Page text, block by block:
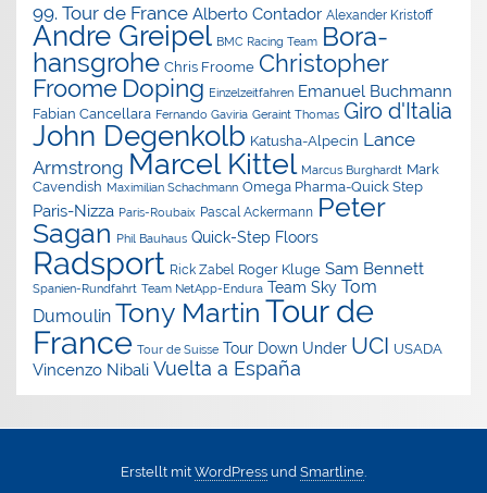
99. Tour de France Alberto Contador Alexander Kristoff
Andre Greipel BMC Racing Team Bora-
hansgrohe Chris Froome Christopher
Froome Doping Einzelzeitfahren Emanuel Buchmann
Fabian Cancellara Fernando Gaviria Geraint Thomas Giro d'Italia
John Degenkolb Katusha-Alpecin Lance
Armstrong Marcel Kittel Marcus Burghardt Mark
Cavendish Maximilian Schachmann Omega Pharma-Quick Step
Paris-Nizza Paris-Roubaix Pascal Ackermann Peter
Sagan Phil Bauhaus Quick-Step Floors
Radsport Rick Zabel Roger Kluge Sam Bennett
Spanien-Rundfahrt Team NetApp-Endura Team Sky Tom
Dumoulin Tony Martin Tour de
France Tour de Suisse Tour Down Under UCI USADA
Vincenzo Nibali Vuelta a España
Erstellt mit WordPress und Smartline.